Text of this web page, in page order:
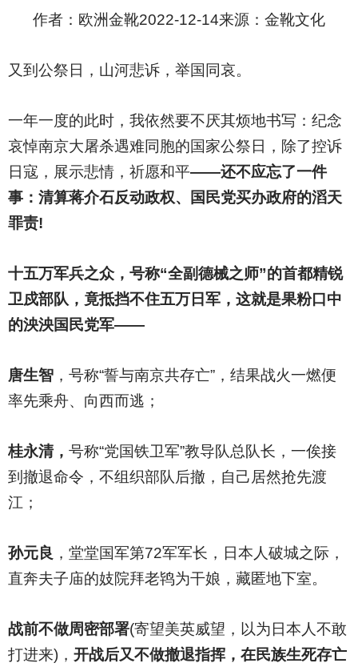
作者：欧洲金靴2022-12-14来源：金靴文化
又到公祭日，山河悲诉，举国同哀。
一年一度的此时，我依然要不厌其烦地书写：纪念
哀悼南京大屠杀遇难同胞的国家公祭日，除了控诉
日寇，展示悲情，祈愿和平——还不应忘了一件
事：清算蒋介石反动政权、国民党买办政府的滔天
罪责!
十五万军兵之众，号称“全副德械之师”的首都精锐
卫戍部队，竟抵挡不住五万日军，这就是果粉口中
的泱泱国民党军——
唐生智，号称“誓与南京共存亡”，结果战火一燃便
率先乘舟、向西而逃；
桂永清， 号称“党国铁卫军”教导队总队长，一俟接
到撤退命令，不组织部队后撤，自己居然抢先渡
江；
孙元良 ，堂堂国军第72军军长，日本人破城之际，
直奔夫子庙的妓院拜老鸨为干娘，藏匿地下室。
战前不做周密部署(寄望美英威望，以为日本人不敢
打进来)， 开战后又不做撤退指挥，在民族生死存亡